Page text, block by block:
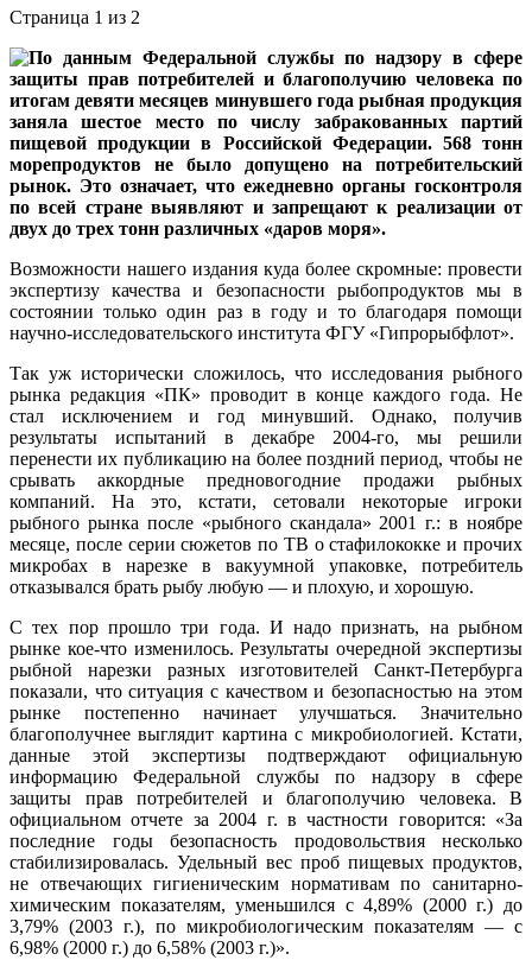
Страница 1 из 2
По данным Федеральной службы по надзору в сфере
защиты прав потребителей и благополучию человека по
итогам девяти месяцев минувшего года рыбная продукция
заняла шестое место по числу забракованных партий
пищевой продукции в Российской Федерации. 568 тонн
морепродуктов не было допущено на потребительский
рынок. Это означает, что ежедневно органы госконтроля
по всей стране выявляют и запрещают к реализации от
двух до трех тонн различных «даров моря».
Возможности нашего издания куда более скромные: провести
экспертизу качества и безопасности рыбопродуктов мы в
состоянии только один раз в году и то благодаря помощи
научно-исследовательского института ФГУ «Гипрорыбфлот».
Так уж исторически сложилось, что исследования рыбного
рынка редакция «ПК» проводит в конце каждого года. Не
стал исключением и год минувший. Однако, получив
результаты испытаний в декабре 2004-го, мы решили
перенести их публикацию на более поздний период, чтобы не
срывать аккордные предновогодние продажи рыбных
компаний. На это, кстати, сетовали некоторые игроки
рыбного рынка после «рыбного скандала» 2001 г.: в ноябре
месяце, после серии сюжетов по ТВ о стафилококке и прочих
микробах в нарезке в вакуумной упаковке, потребитель
отказывался брать рыбу любую — и плохую, и хорошую.
С тех пор прошло три года. И надо признать, на рыбном
рынке кое-что изменилось. Результаты очередной экспертизы
рыбной нарезки разных изготовителей Санкт-Петербурга
показали, что ситуация с качеством и безопасностью на этом
рынке постепенно начинает улучшаться. Значительно
благополучнее выглядит картина с микробиологией. Кстати,
данные этой экспертизы подтверждают официальную
информацию Федеральной службы по надзору в сфере
защиты прав потребителей и благополучию человека. В
официальном отчете за 2004 г. в частности говорится: «За
последние годы безопасность продовольствия несколько
стабилизировалась. Удельный вес проб пищевых продуктов,
не отвечающих гигиеническим нормативам по санитарно-
химическим показателям, уменьшился с 4,89% (2000 г.) до
3,79% (2003 г.), по микробиологическим показателям — с
6,98% (2000 г.) до 6,58% (2003 г.)».